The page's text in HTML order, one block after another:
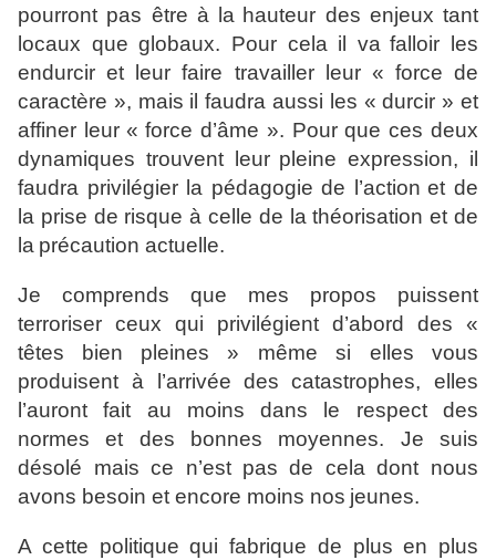
pourront pas être à la hauteur des enjeux tant
locaux que globaux. Pour cela il va falloir les
endurcir et leur faire travailler leur « force de
caractère », mais il faudra aussi les « durcir » et
affiner leur « force d’âme ». Pour que ces deux
dynamiques trouvent leur pleine expression, il
faudra privilégier la pédagogie de l’action et de
la prise de risque à celle de la théorisation et de
la précaution actuelle.
Je comprends que mes propos puissent
terroriser ceux qui privilégient d’abord des «
têtes bien
pleines » même si elles vous
produisent à l’arrivée des catastrophes, elles
l’auront fait au moins dans le respect des
normes et des bonnes moyennes. Je suis
désolé mais ce n’est pas de cela dont nous
avons besoin et encore moins nos jeunes.
A cette politique qui fabrique de plus en plus